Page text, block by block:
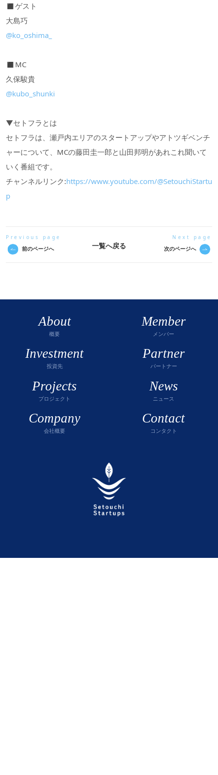
◼︎ゲスト
大島巧
@ko_oshima_
◼︎MC
久保駿貴
@kubo_shunki
▼セトフラとは
セトフラは、瀬戸内エリアのスタートアップやアトツギベンチ
ャーについて、MCの藤田圭一郎と山田邦明があれこれ聞いて
いく番組です。
チャンネルリンク:https://www.youtube.com/@SetouchiStartu
p
Previous page
前のページへ 一覧へ戻る
Next page
次のページへ
About
概要
Member
メンバー
Investment
投資先
Partner
パートナー
Projects
プロジェクト
News
ニュース
Company
会社概要
Contact
コンタクト